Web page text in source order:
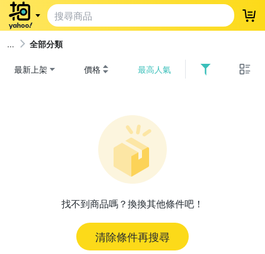
登
全部分類
最新上架 價格 最高人氣
找不到商品嗎？換換其他條件吧！
清除條件再搜尋